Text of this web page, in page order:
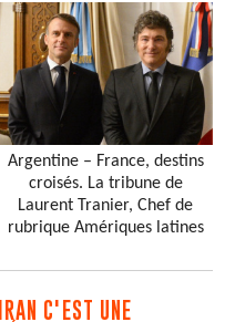
Argentine – France, destins
croisés. La tribune de
Laurent Tranier, Chef de
rubrique Amériques latines
IRAN C'EST UNE